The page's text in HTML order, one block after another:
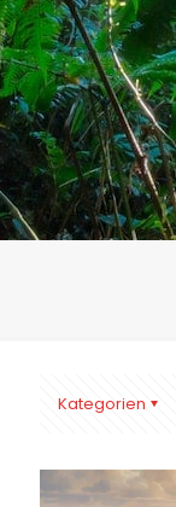
Kategorien